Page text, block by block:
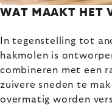
WAT MAAKT HET
In tegenstelling tot
hakmolen is
combineren met een
zuivere sneden te
overmatig worden